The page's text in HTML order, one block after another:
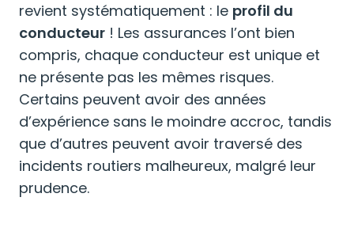
revient systématiquement : le profil du
conducteur ! Les assurances l’ont bien
compris, chaque conducteur est unique et
ne présente pas les mêmes risques.
Certains peuvent avoir des années
d’expérience sans le moindre accroc, tandis
que d’autres peuvent avoir traversé des
incidents routiers malheureux, malgré leur
prudence.